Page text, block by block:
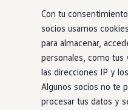
Con tu
socios usamos
para almacenar,
personales, como tus
las direcciones IP y
Algunos socios no te
procesar tus datos y
Accessorios
Información útil
Viajar en
WLTP
Guía de
Servicio de
Neumáticos
Garantía
Piezas